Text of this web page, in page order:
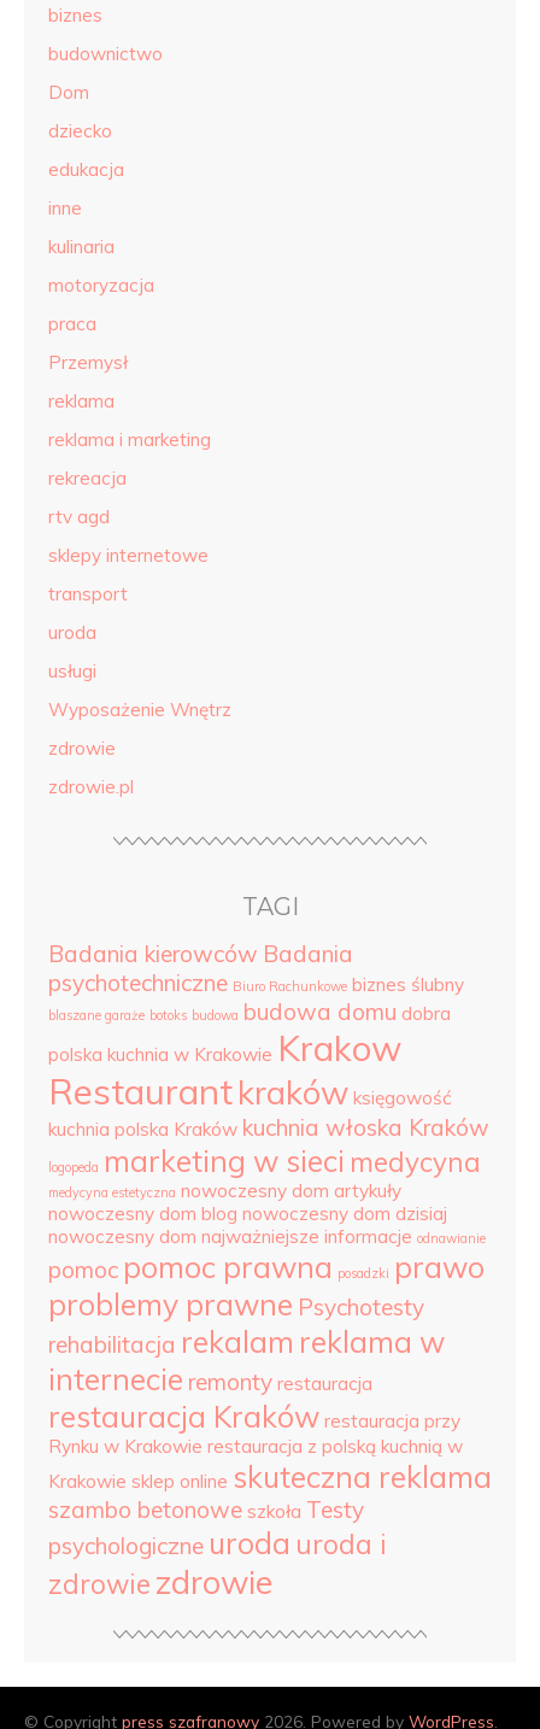
biznes
budownictwo
Dom
dziecko
edukacja
inne
kulinaria
motoryzacja
praca
Przemysł
reklama
reklama i marketing
rekreacja
rtv agd
sklepy internetowe
transport
uroda
usługi
Wyposażenie Wnętrz
zdrowie
zdrowie.pl
TAGI
Badania kierowców Badania
psychotechniczne Biuro Rachunkowe biznes ślubny
blaszane garaże botoks budowa budowa domu dobra
polska kuchnia w Krakowie Krakow
Restaurantkraków księgowość
kuchnia polska Kraków kuchnia włoska Kraków
logopeda marketing w sieci medycyna
medycyna estetyczna nowoczesny dom artykuły
nowoczesny dom blog nowoczesny dom dzisiaj
nowoczesny dom najważniejsze informacje odnawianie
pomoc pomoc prawna posadzki prawo
problemy prawne Psychotesty
rehabilitacja rekalam reklama w
internecie remonty restauracja
restauracja Kraków restauracja przy
Rynku w Krakowie restauracja z polską kuchnią w
Krakowie sklep online skuteczna reklama
szambo betonowe szkoła Testy
psychologiczne uroda uroda i
zdrowie zdrowie
© Copyright press szafranowy 2026. Powered by WordPress